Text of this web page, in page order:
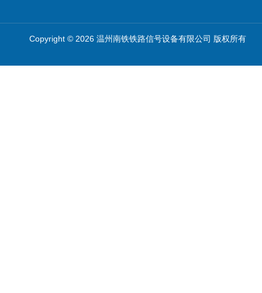
Copyright © 2026 温州南铁铁路信号设备有限公司 版权所有